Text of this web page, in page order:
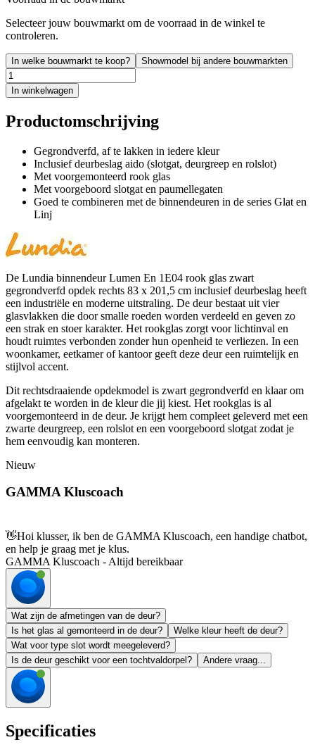
Selecteer jouw bouwmarkt om de voorraad in de winkel te
controleren.
In welke bouwmarkt te koop? Showmodel bij andere bouwmarkten
In winkelwagen
Productomschrijving
Gegrondverfd, af te lakken in iedere kleur
Inclusief deurbeslag aido (slotgat, deurgreep en rolslot)
Met voorgemonteerd rook glas
Met voorgeboord slotgat en paumellegaten
Goed te combineren met de binnendeuren in de series Glat en
Linj
De Lundia binnendeur Lumen En 1E04 rook glas zwart
gegrondverfd opdek rechts 83 x 201,5 cm inclusief deurbeslag heeft
een industriële en moderne uitstraling. De deur bestaat uit vier
glasvlakken die door smalle roeden worden verdeeld en geven zo
een strak en stoer karakter. Het rookglas zorgt voor lichtinval en
houdt ruimtes verbonden zonder hun openheid te verliezen. In een
woonkamer, eetkamer of kantoor geeft deze deur een ruimtelijk en
stijlvol accent.
Dit rechtsdraaiende opdekmodel is zwart gegrondverfd en klaar om
afgelakt te worden in de kleur die jij kiest. Het rookglas is al
voorgemonteerd in de deur. Je krijgt hem compleet geleverd met een
zwarte deurgreep, een rolslot en een voorgeboord slotgat zodat je
hem eenvoudig kan monteren.
Nieuw
GAMMA Kluscoach
👋Hoi klusser, ik ben de GAMMA Kluscoach, een handige chatbot,
en help je graag met je klus.
GAMMA Kluscoach - Altijd bereikbaar
Wat zijn de afmetingen van de deur?
Is het glas al gemonteerd in de deur?
Welke kleur heeft de deur?
Wat voor type slot wordt meegeleverd?
Is de deur geschikt voor een tochtvaldorpel?
Andere vraag...
Specificaties